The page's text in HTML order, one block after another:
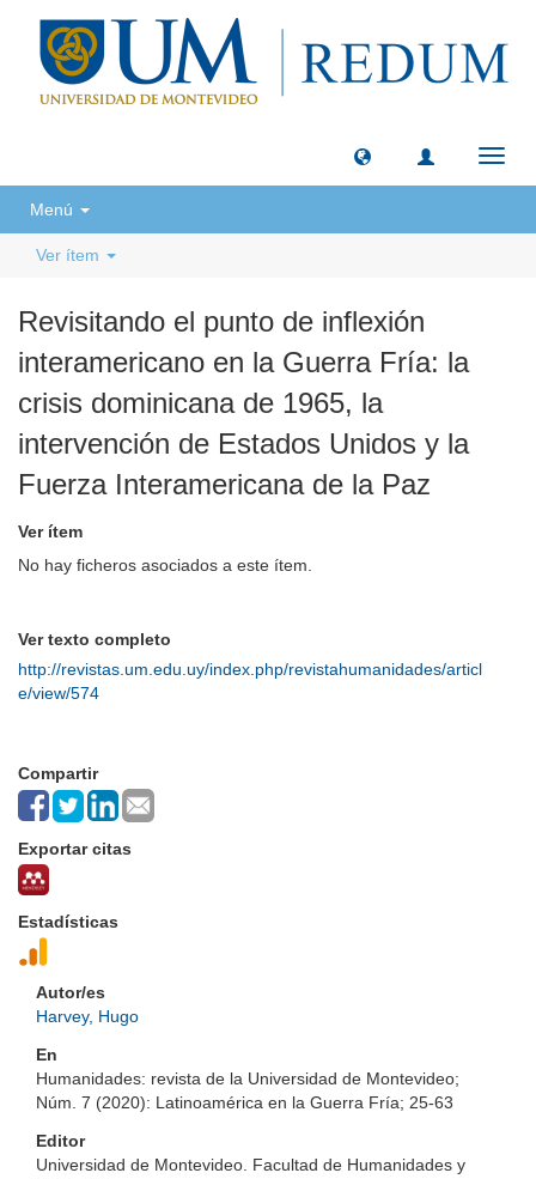
Menú
Ver ítem
Revisitando el punto de inflexión
interamericano en la Guerra Fría: la
crisis dominicana de 1965, la
intervención de Estados Unidos y la
Fuerza Interamericana de la Paz
Ver ítem
No hay ficheros asociados a este ítem.
Ver texto completo
http://revistas.um.edu.uy/index.php/revistahumanidades/articl
e/view/574
Compartir
Exportar citas
Estadísticas
Autor/es
Harvey, Hugo
En
Humanidades: revista de la Universidad de Montevideo;
Núm. 7 (2020): Latinoamérica en la Guerra Fría; 25-63
Editor
Universidad de Montevideo. Facultad de Humanidades y